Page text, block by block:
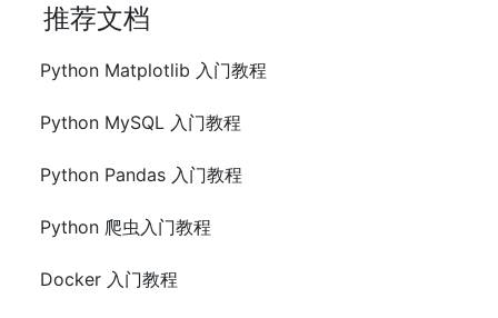
推荐文档
Python Matplotlib 入门教程
Python MySQL 入门教程
Python Pandas 入门教程
Python 爬虫入门教程
Docker 入门教程